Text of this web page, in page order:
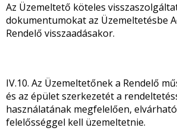
Az Üzemeltető köteles
dokumentumokat az Üzemeltetésbe
Rendelő visszaadásakor.
IV.10. Az Üzemeltetőnek a Rendelő
és az épület szerkezetét a
használatának megfelelően,
felelősséggel kell üzemeltetnie.